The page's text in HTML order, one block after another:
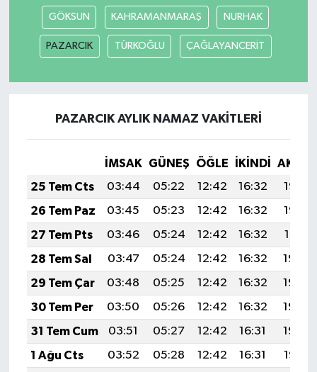
GÖKSUN KAHRAMANMARAŞ NURHAK
PAZARCIK TÜRKOĞLU ÇAĞLAYANCERİT
PAZARCIK AYLIK NAMAZ VAKITLERI
İMSAK GÜNEŞ ÖĞLE İKINDI
25 Tem Cts
03:44 05:22 12:42 16:32
19:53
26 Tem Paz
03:45 05:23 12:42 16:32
19:52
27 Tem Pts
03:46 05:24 12:42 16:32
19:51
28 Tem Sal
03:47 05:24 12:42 16:32
19:50
29 Tem Çar
03:48 05:25 12:42 16:32
19:49
30 Tem Per
03:50 05:26 12:42 16:32
19:49
31 Tem Cum
03:51 05:27 12:42 16:31
19:48
1 Ağu Cts
03:52 05:28 12:42 16:31
19:47